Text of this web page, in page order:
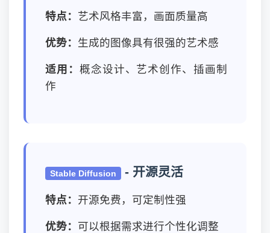
特点： 艺术风格丰富，画面质量高
优势： 生成的图像具有很强的艺术感
适用： 概念设计、艺术创作、插画制
作
Stable Diffusion - 开源灵活
特点： 开源免费，可定制性强
优势： 可以根据需求进行个性化调整